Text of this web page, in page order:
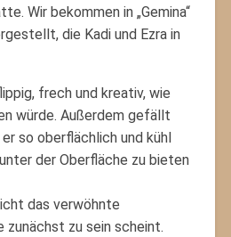
Wir bekommen in „Gemina“
die Kadi und Ezra in
frech und kreativ, wie
würde. Außerdem gefällt
so oberflächlich und kühl
der Oberfläche zu bieten
das verwöhnte
zunächst zu sein scheint.